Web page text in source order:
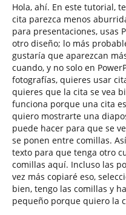
Hola, ahí. En este tutorial,
cita parezca menos
para presentaciones, usas
otro diseño; lo más
gustaría que aparezcan
cuando, y no solo en
fotografías, quieres usar
quieres que la cita se vea
funciona porque una cita
quiero mostrarte una
puede hacer para que se
se ponen entre comillas.
texto para que tenga otro
comillas aquí. Incluso las
vez más copiaré eso,
bien, tengo las comillas y
pequeño porque quiero la